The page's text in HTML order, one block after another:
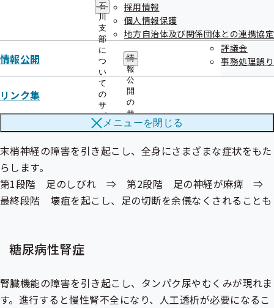
石
川
支
部
に
つ
い
て
の
サ
ブ
メ
ュ
採用情報
個人情報保護
地方自治体及び関係団体との連携協定
情報公開
情
報
公
開
の
サ
ブ
メ
ュ
評議会
事務処理誤り
リンク集
メニューを閉じる
糖尿病性網膜症
眼底の血管の障害を引き起こし、ものが見えにくくなりま
す。最悪の場合失明になることもあります。
糖尿病性神経障害
末梢神経の障害を引き起こし、全身にさまざまな症状をもた
らします。
第1段階 足のしびれ ⇒ 第2段階 足の神経が麻痺 ⇒
最終段階 壊疽を起こし、足の切断を余儀なくされることも
糖尿病性腎症
腎臓機能の障害を引き起こし、タンパク尿やむくみが現れま
す。進行すると慢性腎不全になり、人工透析が必要になるこ